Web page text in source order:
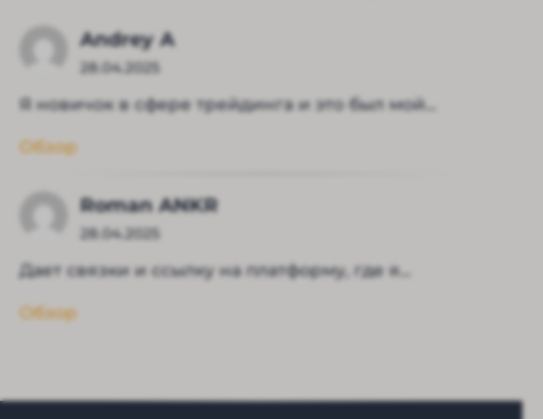
Andrey A
28.04.2025
Я новичок в сфере трейдинга и это был мой...
Обзор
Roman ANKR
28.04.2025
Дает связки и ссылку на платформу, где я...
Обзор